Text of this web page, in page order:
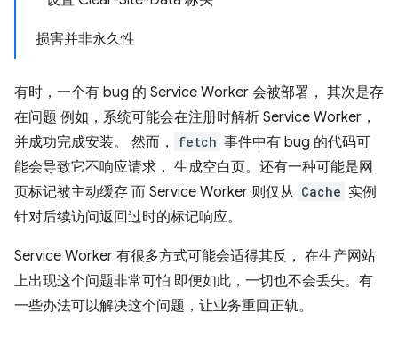
损害并非永久性
有时，一个有 bug 的 Service Worker 会被部署， 其次是存
在问题 例如，系统可能会在注册时解析 Service Worker，
并成功完成安装。 然而，
fetch 事件中有 bug 的代码可
能会导致它不响应请求， 生成空白页。还有一种可能是网
页标记被主动缓存 而 Service Worker 则仅从 Cache 实例
针对后续访问返回过时的标记响应。
Service Worker 有很多方式可能会适得其反， 在生产网站
上出现这个问题非常可怕 即便如此，一切也不会丢失。有
一些办法可以解决这个问题，让业务重回正轨。